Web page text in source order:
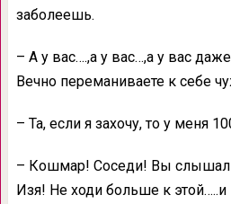
заболеешь.
– А у вас….,а у вас…,а у вас
Вечно переманиваете к себе
– Та, если я захочу, то у меня
– Кошмар! Соседи! Вы
Изя! Не ходи больше к